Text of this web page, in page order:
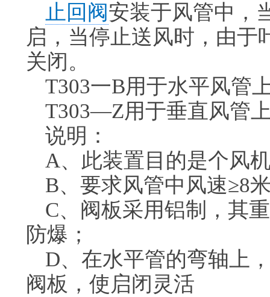
止回阀安装于风管中，
启，当停止送风时，由于
关闭。
T303一B用于水平风管
T303—Z用于垂直风管
说明：
A、此装置目的是个风
B、要求风管中风速≥8
C、阀板采用铝制，其
防爆；
D、在水平管的弯轴上
阀板，使启闭灵活